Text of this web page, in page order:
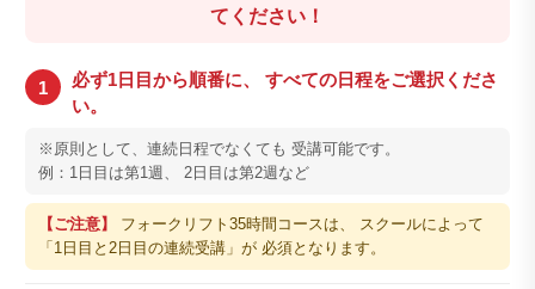
てください！
1
必ず1日目から順番に、 すべての日程をご選択くださ
い。
※原則として、連続日程でなくても 受講可能です。
例：1日目は第1週、 2日目は第2週など
【ご注意】 フォークリフト35時間コースは、 スクールによって
「1日目と2日目の連続受講」が 必須となります。